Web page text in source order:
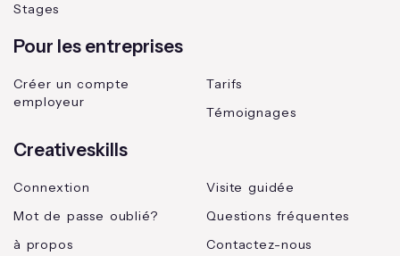
Stages
Pour les entreprises
Créer un compte
employeur
Tarifs
Témoignages
Creativeskills
Connextion
Mot de passe oublié?
à propos
Visite guidée
Questions fréquentes
Contactez-nous